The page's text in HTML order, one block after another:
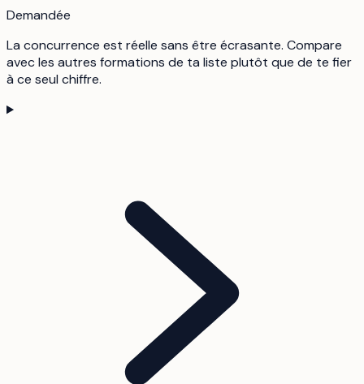
Demandée
La concurrence est réelle sans être écrasante. Compare
avec les autres formations de ta liste plutôt que de te fier
à ce seul chiffre.